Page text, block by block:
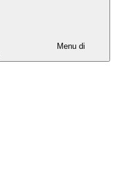
Menu di